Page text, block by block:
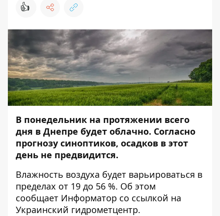
👍
В понедельник на протяжении всего
дня в Днепре будет облачно. Согласно
прогнозу синоптиков, осадков в этот
день не предвидится.
Влажность воздуха будет варьироваться в
пределах от 19 до 56 %. Об этом
сообщает Информатор со ссылкой на
Украинский гидрометцентр.